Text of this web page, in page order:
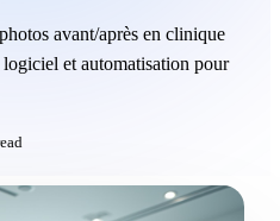
avant/après en clinique
et automatisation pour